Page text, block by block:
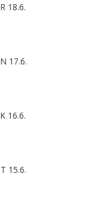
R 18.6.
N 17.6.
K 16.6.
T 15.6.